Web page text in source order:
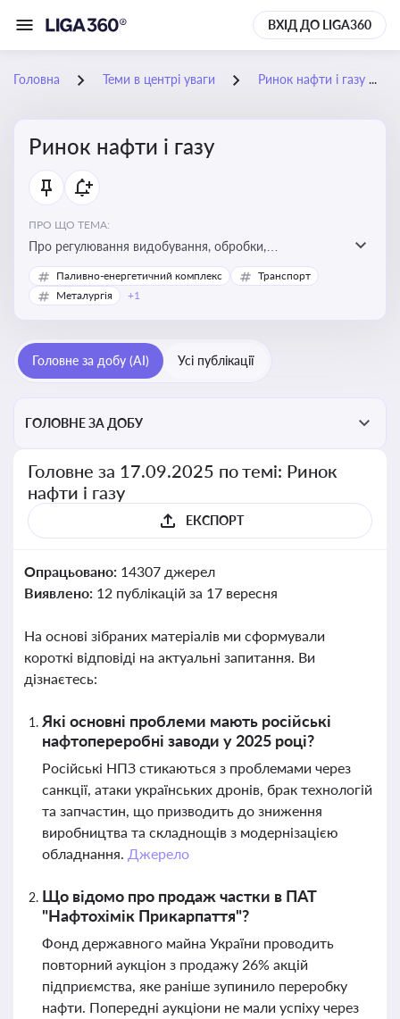
ВХІД ДО LIGA360
Головна Теми в центрі уваги Ринок нафти і газу
Ринок нафти і газу
ПРО ЩО ТЕМА:
Про регулювання видобування, обробки,
транспортування та реалізації нафти й природного
газу, що критично важливо для енергетичної безпеки,
Паливно-енергетичний комплекс
Транспорт
Металургія
+1
Головне за добу (AI) Усі публікації
ГОЛОВНЕ ЗА ДОБУ
Головне за 17.09.2025 по темі: Ринок
нафти і газу
ЕКСПОРТ
Опрацьовано: 14307 джерел
Виявлено: 12 публікацій за 17 вересня
На основі зібраних матеріалів ми сформували
короткі відповіді на актуальні запитання. Ви
дізнаєтесь:
Які основні проблеми мають російські
нафтопереробні заводи у 2025 році?
Російські НПЗ стикаються з проблемами через
санкції, атаки українських дронів, брак технологій
та запчастин, що призводить до зниження
виробництва та складнощів з модернізацією
обладнання. Джерело
Що відомо про продаж частки в ПАТ
"Нафтохімік Прикарпаття"?
Фонд державного майна України проводить
повторний аукціон з продажу 26% акцій
підприємства, яке раніше зупинило переробку
нафти. Попередні аукціони не мали успіху через